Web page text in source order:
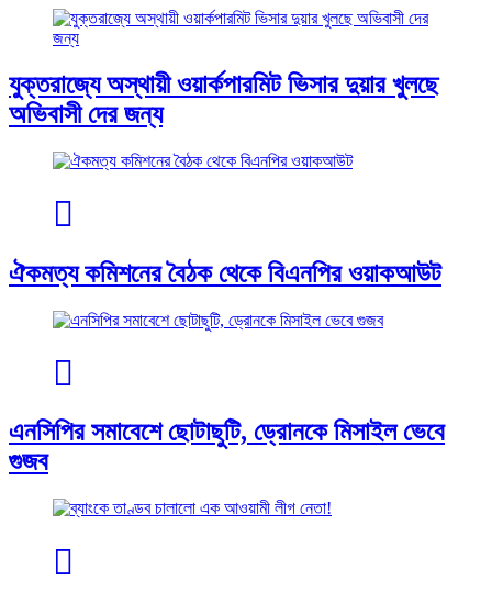
যুক্তরাজ্যে অস্থায়ী ওয়ার্কপারমিট ভিসার দুয়ার খুলছে
অভিবাসী দের জন্য
ঐকমত্য কমিশনের বৈঠক থেকে বিএনপির ওয়াকআউট
এনসিপির সমাবেশে ছোটাছুটি, ড্রোনকে মিসাইল ভেবে
গুজব